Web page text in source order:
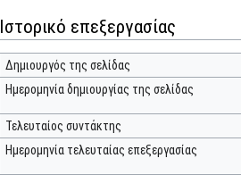
Ιστορικό επεξεργασίας
Δημιουργός της σελίδας
Ημερομηνία δημιουργίας της σελίδας
Τελευταίος συντάκτης
Ημερομηνία τελευταίας επεξεργασίας